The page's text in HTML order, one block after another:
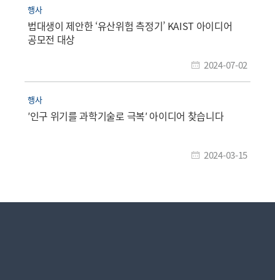
행사
법대생이 제안한 ‘유산위험 측정기’ KAIST 아이디어
공모전 대상
2024-07-02
행사
′인구 위기를 과학기술로 극복′ 아이디어 찾습니다
2024-03-15